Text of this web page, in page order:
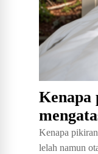
Kenapa
Kenapa
lelah namun